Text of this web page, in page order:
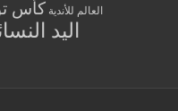
العالم للأندية كأس
اليد